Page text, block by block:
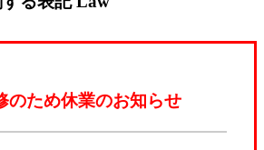
のため休業のお知らせ